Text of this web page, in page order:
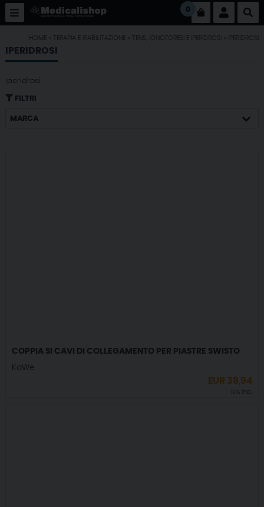
0
HOME TERAPIA E RIABILITAZIONE TENS, IONOFORESI E IPERIDROSI IPERIDROSI
IPERIDROSI
Iperidrosi
FILTRI
MARCA
COPPIA SI CAVI DI COLLEGAMENTO PER PIASTRE SWISTO
KaWe
EUR 38,94
IVA incl.